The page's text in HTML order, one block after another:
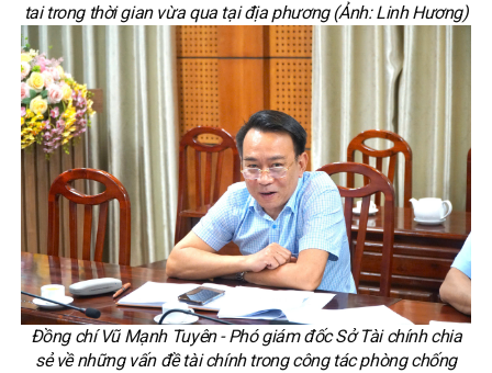
tai trong thời gian vừa qua tại địa phương (Ảnh: Linh Hương)
Đồng chí Vũ Mạnh Tuyên - Phó giám đốc Sở Tài chính chia
sẻ về những vấn đề tài chính trong công tác phòng chống